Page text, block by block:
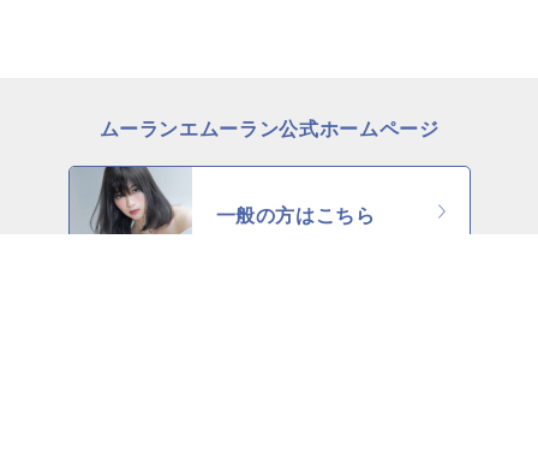
ムーランエムーラン公式ホームページ
一般の方はこちら